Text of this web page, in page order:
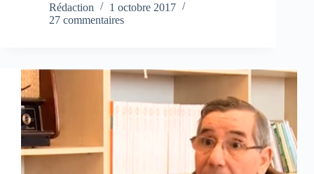
Rédaction
1 octobre 2017
27 commentaires